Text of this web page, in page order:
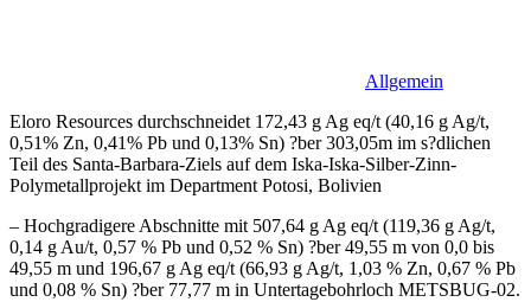
Allgemein
Eloro Resources durchschneidet 172,43 g Ag eq/t (40,16 g Ag/t,
0,51% Zn, 0,41% Pb und 0,13% Sn) ?ber 303,05m im s?dlichen
Teil des Santa-Barbara-Ziels auf dem Iska-Iska-Silber-Zinn-
Polymetallprojekt im Department Potosi, Bolivien
– Hochgradigere Abschnitte mit 507,64 g Ag eq/t (119,36 g Ag/t,
0,14 g Au/t, 0,57 % Pb und 0,52 % Sn) ?ber 49,55 m von 0,0 bis
49,55 m und 196,67 g Ag eq/t (66,93 g Ag/t, 1,03 % Zn, 0,67 % Pb
und 0,08 % Sn) ?ber 77,77 m in Untertagebohrloch METSBUG-02.